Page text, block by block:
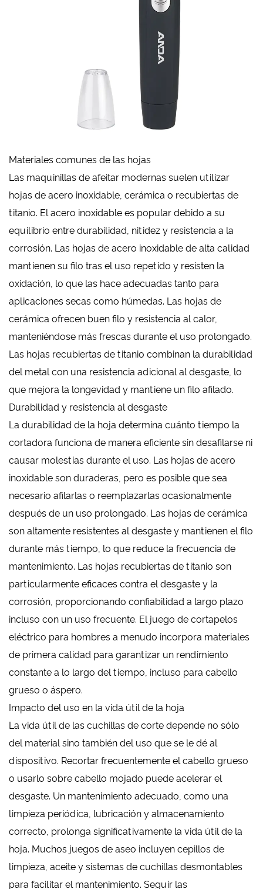
Materiales comunes de las hojas
Las maquinillas de afeitar modernas suelen utilizar
hojas de acero inoxidable, cerámica o recubiertas de
titanio. El acero inoxidable es popular debido a su
equilibrio entre durabilidad, nitidez y resistencia a la
corrosión. Las hojas de acero inoxidable de alta calidad
mantienen su filo tras el uso repetido y resisten la
oxidación, lo que las hace adecuadas tanto para
aplicaciones secas como húmedas. Las hojas de
cerámica ofrecen buen filo y resistencia al calor,
manteniéndose más frescas durante el uso prolongado.
Las hojas recubiertas de titanio combinan la durabilidad
del metal con una resistencia adicional al desgaste, lo
que mejora la longevidad y mantiene un filo afilado.
Durabilidad y resistencia al desgaste
La durabilidad de la hoja determina cuánto tiempo la
cortadora funciona de manera eficiente sin desafilarse ni
causar molestias durante el uso. Las hojas de acero
inoxidable son duraderas, pero es posible que sea
necesario afilarlas o reemplazarlas ocasionalmente
después de un uso prolongado. Las hojas de cerámica
son altamente resistentes al desgaste y mantienen el filo
durante más tiempo, lo que reduce la frecuencia de
mantenimiento. Las hojas recubiertas de titanio son
particularmente eficaces contra el desgaste y la
corrosión, proporcionando confiabilidad a largo plazo
incluso con un uso frecuente. El juego de cortapelos
eléctrico para hombres a menudo incorpora materiales
de primera calidad para garantizar un rendimiento
constante a lo largo del tiempo, incluso para cabello
grueso o áspero.
Impacto del uso en la vida útil de la hoja
La vida útil de las cuchillas de corte depende no sólo
del material sino también del uso que se le dé al
dispositivo. Recortar frecuentemente el cabello grueso
o usarlo sobre cabello mojado puede acelerar el
desgaste. Un mantenimiento adecuado, como una
limpieza periódica, lubricación y almacenamiento
correcto, prolonga significativamente la vida útil de la
hoja. Muchos juegos de aseo incluyen cepillos de
limpieza, aceite y sistemas de cuchillas desmontables
para facilitar el mantenimiento. Seguir las